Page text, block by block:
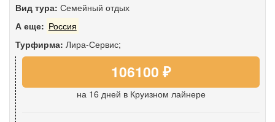
Вид тура: Семейный отдых
А еще: Россия
Турфирма: Лира-Сервис;
106100 ₽
на 16 дней в Круизном лайнере